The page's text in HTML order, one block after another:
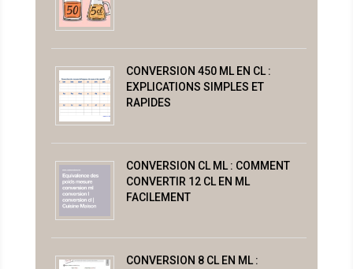
CONVERSION 450 ML EN CL :
EXPLICATIONS SIMPLES ET
RAPIDES
CONVERSION CL ML : COMMENT
CONVERTIR 12 CL EN ML
FACILEMENT
CONVERSION 8 CL EN ML :